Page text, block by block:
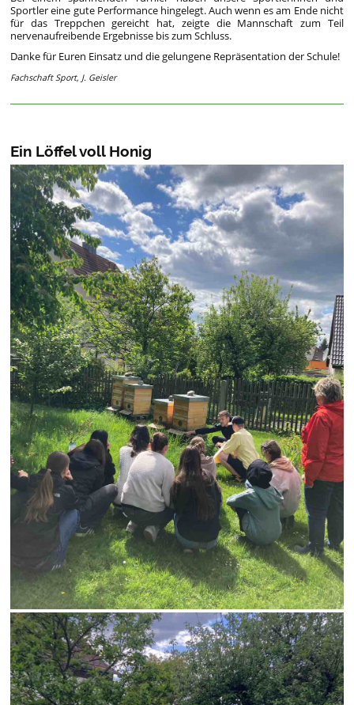
Sportler eine gute Performance hingelegt. Auch wenn es am Ende nicht
für das Treppchen gereicht hat, zeigte die Mannschaft zum Teil
nervenaufreibende Ergebnisse bis zum Schluss.
Danke für Euren Einsatz und die gelungene Repräsentation der Schule!
Fachschaft Sport, J. Geisler
Ein Löffel voll Honig